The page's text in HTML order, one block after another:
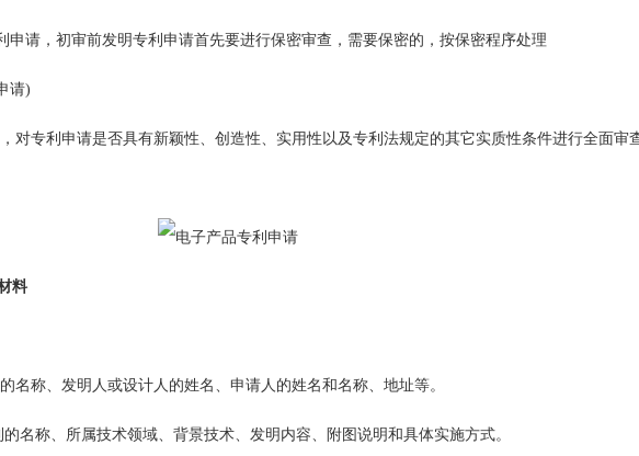
申请，初审前发明专利申请首先要进行保密审查，需要保密的，按保密程序处理
请)
专利申请是否具有新颖性、创造性、实用性以及专利法规定的其它实质性条件进行全面审
料
称、发明人或设计人的姓名、申请人的姓名和名称、地址等。
称、所属技术领域、背景技术、发明内容、附图说明和具体实施方式。